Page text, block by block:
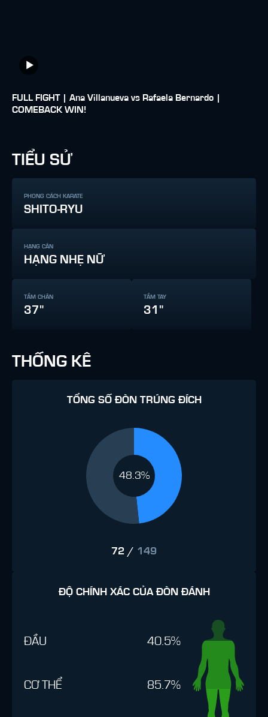
FULL FIGHT | Ana Villanueva vs Rafaela Bernardo |
COMEBACK WIN!
TIỂU SỬ
PHONG CÁCH KARATE
SHITO-RYU
HẠNG CÂN
HẠNG NHẸ NỮ
TẦM CHÂN
37"
TẦM TAY
31"
THỐNG KÊ
TỔNG SỐ ĐÒN TRÚNG ĐÍCH
48.3%
72 / 149
ĐỘ CHÍNH XÁC CỦA ĐÒN ĐÁNH
ĐẦU 40.5%
CƠ THỂ 85.7%